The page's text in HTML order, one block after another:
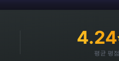
4.24
평균 평점